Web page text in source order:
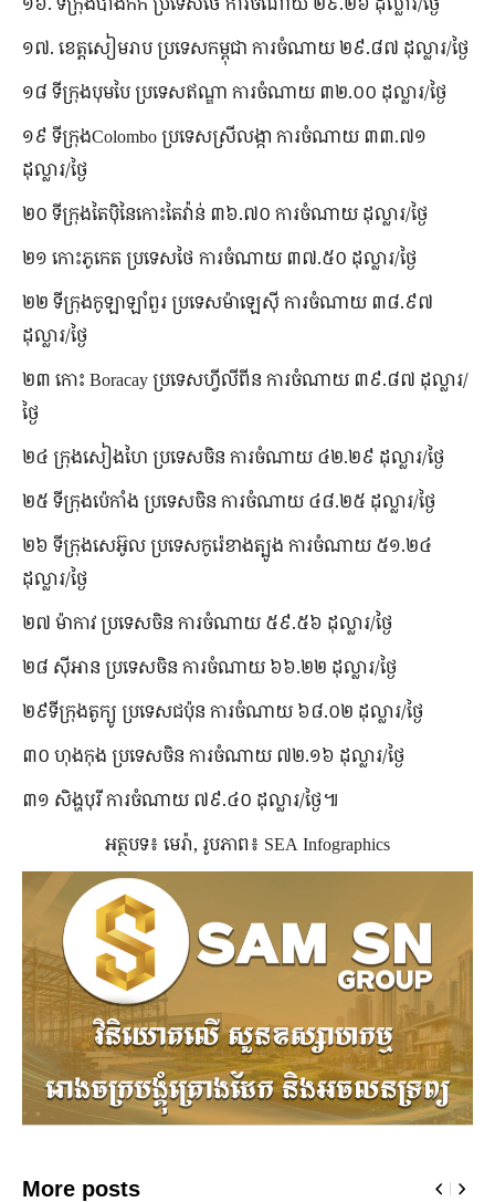
១៧. ខេត្ត​សៀមរាប ប្រទេស​កម្ពុជា ការ​ចំណាយ ២៩.៨៧ ដុល្លារ/ថ្ងៃ
១៨ ទីក្រុង​បុមបៃ ប្រទេស​ឥណ្ឌា ការ​ចំណាយ ៣២.០០ ដុល្លារ/ថ្ងៃ
១៩ ទីក្រុងColombo ប្រទេស​ស្រីលង្កា ការ​ចំណាយ ៣៣.៧១
ដុល្លារ/ថ្ងៃ
២០ ទីក្រុង​តៃប៉ិ​នៃ​កោះ​តៃវ៉ាន់ ៣៦.៧០ ការ​ចំណាយ ដុល្លារ/ថ្ងៃ
២១ កោះ​ភូកេត ប្រទេស​ថៃ ការ​ចំណាយ ៣៧.៥០ ដុល្លារ/ថ្ងៃ
២២ ទីក្រុង​កូឡាឡាំពួរ ប្រទេស​ម៉ាឡេស៊ី ការ​ចំណាយ ៣៨.៩៧
ដុល្លារ/ថ្ងៃ
២៣ កោះ Boracay ប្រទេស​ហ្វីលីពីន ការ​ចំណាយ ៣៩.៨៧ ដុល្លារ/
ថ្ងៃ
២៤ ក្រុង​សៀងហៃ ប្រទេស​ចិន ការ​ចំណាយ ៤២.២៩ ដុល្លារ/ថ្ងៃ
២៥ ទីក្រុង​ប៉េកាំង ប្រទេស​ចិន ការ​ចំណាយ ៤៨.២៥ ដុល្លារ/ថ្ងៃ
២៦ ទីក្រុង​សេអ៊ូល ប្រទេស​កូរ៉េខាងត្បូង ការ​ចំណាយ ៥១.២៤
ដុល្លារ/ថ្ងៃ
២៧ ម៉ាកាវ ប្រទេស​​ចិន ការ​ចំណាយ ៥៩.៥៦ ដុល្លារ/ថ្ងៃ
២៨ ស៊ីអាន ប្រទេស​ចិន ការ​ចំណាយ ៦៦.២២ ដុល្លារ/ថ្ងៃ
២៩ទីក្រុង​តូក្យូ ប្រទេស​ជប៉ុន ការ​ចំណាយ ៦៨.០២ ដុល្លារ/ថ្ងៃ
៣០ ហុងកុង ប្រទេស​ចិន ការ​ចំណាយ ៧២.១៦ ដុល្លារ/ថ្ងៃ
៣១ សិង្ហបុរី ការ​ចំណាយ ៧៩.៤០ ដុល្លារ/ថ្ងៃ៕
អត្ថបទ៖ មេរ៉ា, រូបភាព៖ SEA Infographics
More posts